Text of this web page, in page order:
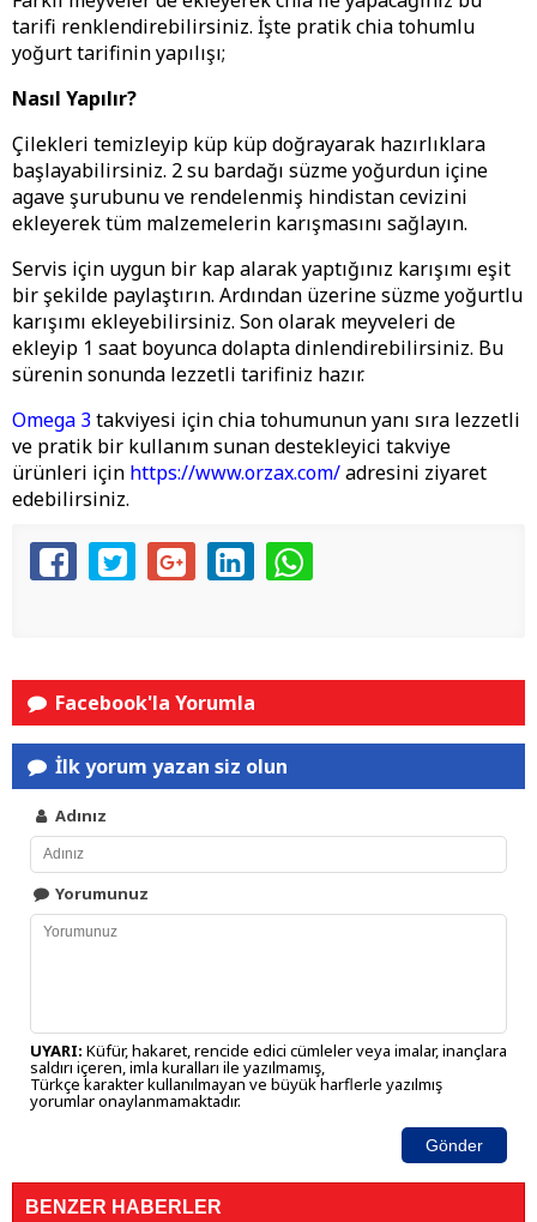
tarifi renklendirebilirsiniz. İşte pratik chia tohumlu
yoğurt tarifinin yapılışı;
Nasıl Yapılır?
Çilekleri temizleyip küp küp doğrayarak hazırlıklara
başlayabilirsiniz. 2 su bardağı süzme yoğurdun içine
agave şurubunu ve rendelenmiş hindistan cevizini
ekleyerek tüm malzemelerin karışmasını sağlayın.
Servis için uygun bir kap alarak yaptığınız karışımı eşit
bir şekilde paylaştırın. Ardından üzerine süzme yoğurtlu
karışımı ekleyebilirsiniz. Son olarak meyveleri de
ekleyip 1 saat boyunca dolapta dinlendirebilirsiniz. Bu
sürenin sonunda lezzetli tarifiniz hazır.
Omega 3takviyesi için chia tohumunun yanı sıra lezzetli
ve pratik bir kullanım sunan destekleyici takviye
ürünleri için https://www.orzax.com/adresini ziyaret
edebilirsiniz.
Facebook'la Yorumla
İlk yorum yazan siz olun
Adınız
Yorumunuz
UYARI: Küfür, hakaret, rencide edici cümleler veya imalar, inançlara
saldırı içeren, imla kuralları ile yazılmamış,
Türkçe karakter kullanılmayan ve büyük harflerle yazılmış
yorumlar onaylanmamaktadır.
Gönder
BENZER HABERLER